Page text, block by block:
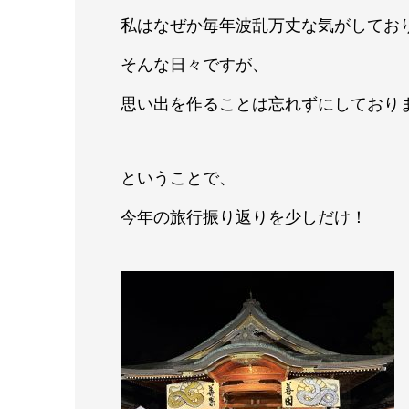
私はなぜか毎年波乱万丈な気がしてお
そんな日々ですが、
思い出を作ることは忘れずにしており
ということで、
今年の旅行振り返りを少しだけ！